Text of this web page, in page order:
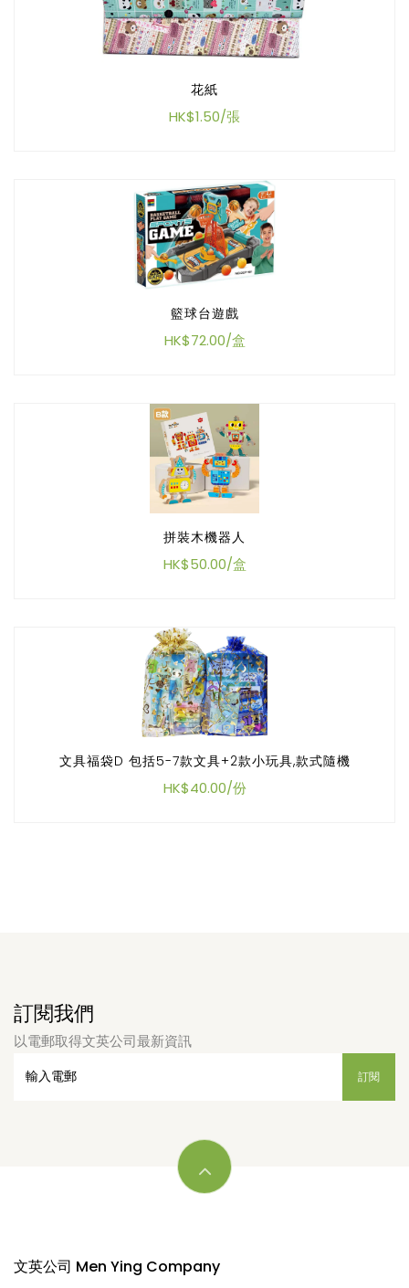
花紙
HK$1.50/張
籃球台遊戲
HK$72.00/盒
拼裝木機器人
HK$50.00/盒
文具福袋D 包括5-7款文具+2款小玩具,款式隨機
HK$40.00/份
訂閱我們
以電郵取得文英公司最新資訊
文英公司 Men Ying Company